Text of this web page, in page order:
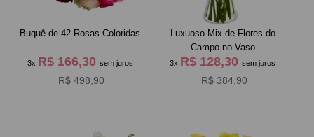
Buquê de 42 Rosas Coloridas
3x R$ 166,30 sem juros
R$ 498,90
Luxuoso Mix de Flores do
Campo no Vaso
3x R$ 128,30sem juros
R$ 384,90